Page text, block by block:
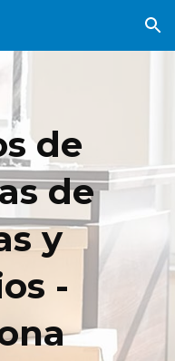
Skip to navigation
de
de
y
-